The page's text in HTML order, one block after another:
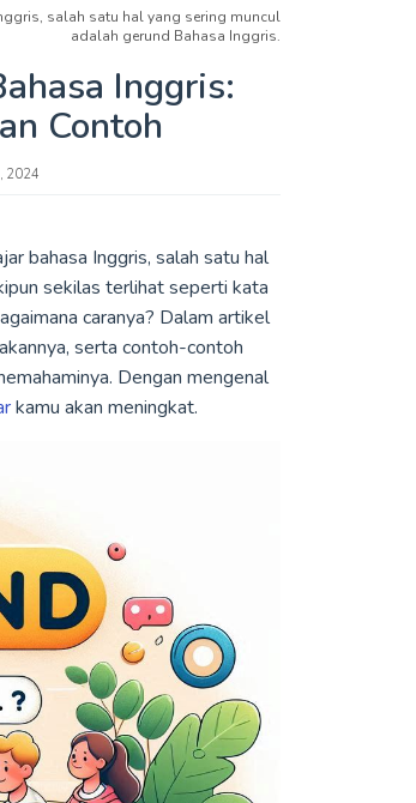
salah satu hal yang sering muncul
adalah gerund Bahasa Inggris.
Inggris:
Contoh
2024
bahasa Inggris, salah satu hal
sekilas terlihat seperti kata
caranya? Dalam artikel
serta contoh-contoh
Dengan mengenal
kamu akan meningkat.